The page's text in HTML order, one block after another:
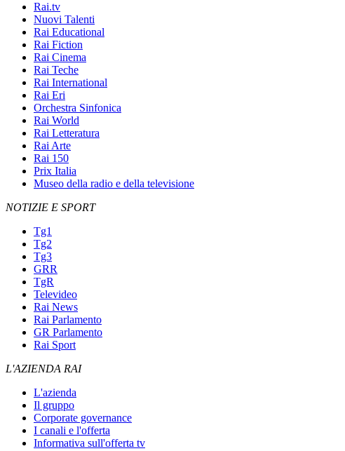
Rai.tv
Nuovi Talenti
Rai Educational
Rai Fiction
Rai Cinema
Rai Teche
Rai International
Rai Eri
Orchestra Sinfonica
Rai World
Rai Letteratura
Rai Arte
Rai 150
Prix Italia
Museo della radio e della televisione
NOTIZIE E SPORT
Tg1
Tg2
Tg3
GRR
TgR
Televideo
Rai News
Rai Parlamento
GR Parlamento
Rai Sport
L'AZIENDA RAI
L'azienda
Il gruppo
Corporate governance
I canali e l'offerta
Informativa sull'offerta tv